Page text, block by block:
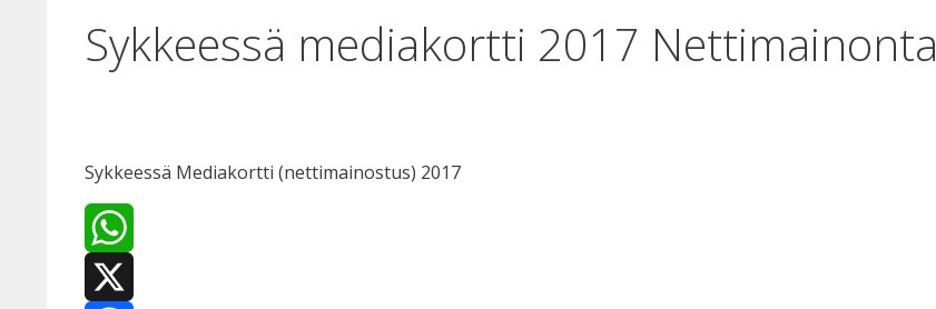
Sykkeessä mediakortti 2017 Nettimainonta
Sykkeessä Mediakortti (nettimainostus) 2017
WhatsApp